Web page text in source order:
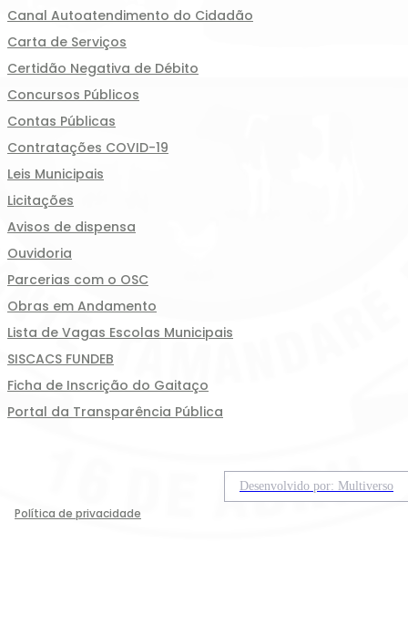
Canal Autoatendimento do Cidadão
Carta de Serviços
Certidão Negativa de Débito
Concursos Públicos
Contas Públicas
Contratações COVID-19
Leis Municipais
Licitações
Avisos de dispensa
Ouvidoria
Parcerias com o OSC
Obras em Andamento
Lista de Vagas Escolas Municipais
SISCACS FUNDEB
Ficha de Inscrição do Gaitaço
Portal da Transparência Pública
Política de privacidade
Desenvolvido por: Multiverso